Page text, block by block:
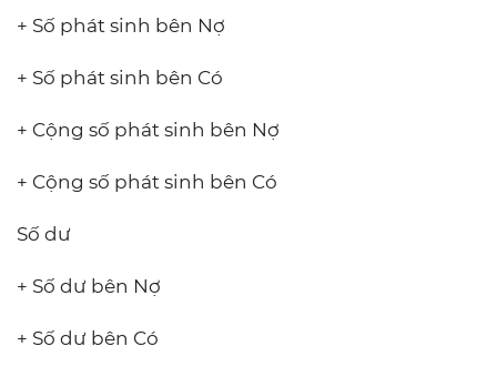
+ Số phát sinh bên Nợ
+ Số phát sinh bên Có
+ Cộng số phát sinh bên Nợ
+ Cộng số phát sinh bên Có
Số dư
+ Số dư bên Nợ
+ Số dư bên Có